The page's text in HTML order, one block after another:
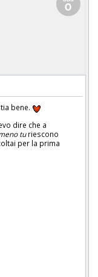
bene.
dire che a
turiescono
per la prima